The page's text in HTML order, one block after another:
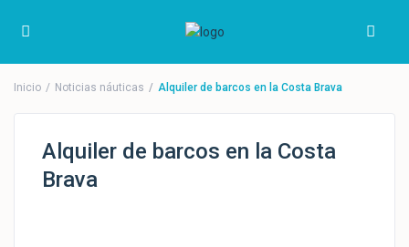
Inicio Noticias náuticas Alquiler de barcos en la Costa Brava
Alquiler de barcos en la Costa
Brava